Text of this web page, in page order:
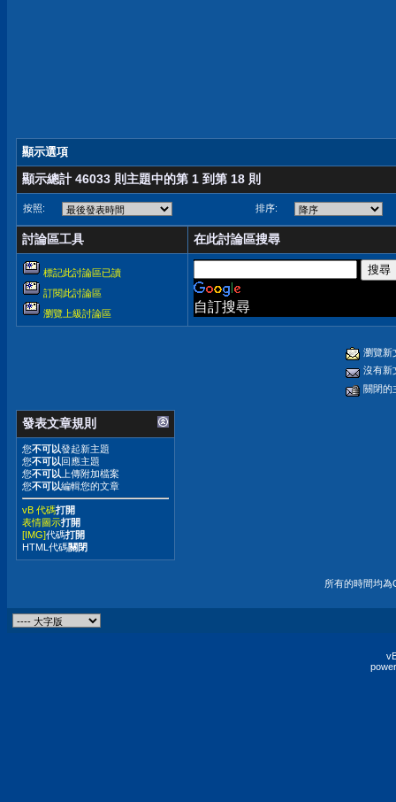
顯示選項
顯示總計 46033 則主題中的第 1 到第 18 則
按照: 排序:
討論區工具 在此討論區搜尋
標記此討論區已讀
訂閱此討論區
瀏覽上級討論區
自訂搜尋
瀏覽新
沒有新
關閉的
發表文章規則
您不可以發起新主題
您不可以回應主題
您不可以 上傳附加檔案
您不可以編輯您的文章
vB 代碼打開
表情圖示打開
[IMG]代碼打開
HTML代碼關閉
所有的時間均為